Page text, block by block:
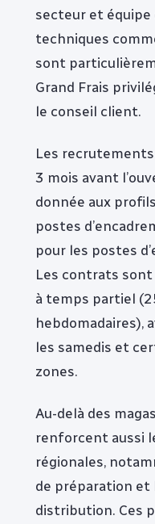
secteur et
techniques
sont
Grand Frais
le conseil client.
Les
3 mois avant
donnée aux
postes
pour les postes
Les contrats
à temps partiel
hebdomadaires),
les samedis et
zones.
Au-delà des
renforcent aussi
régionales,
de préparation
distribution. Ces